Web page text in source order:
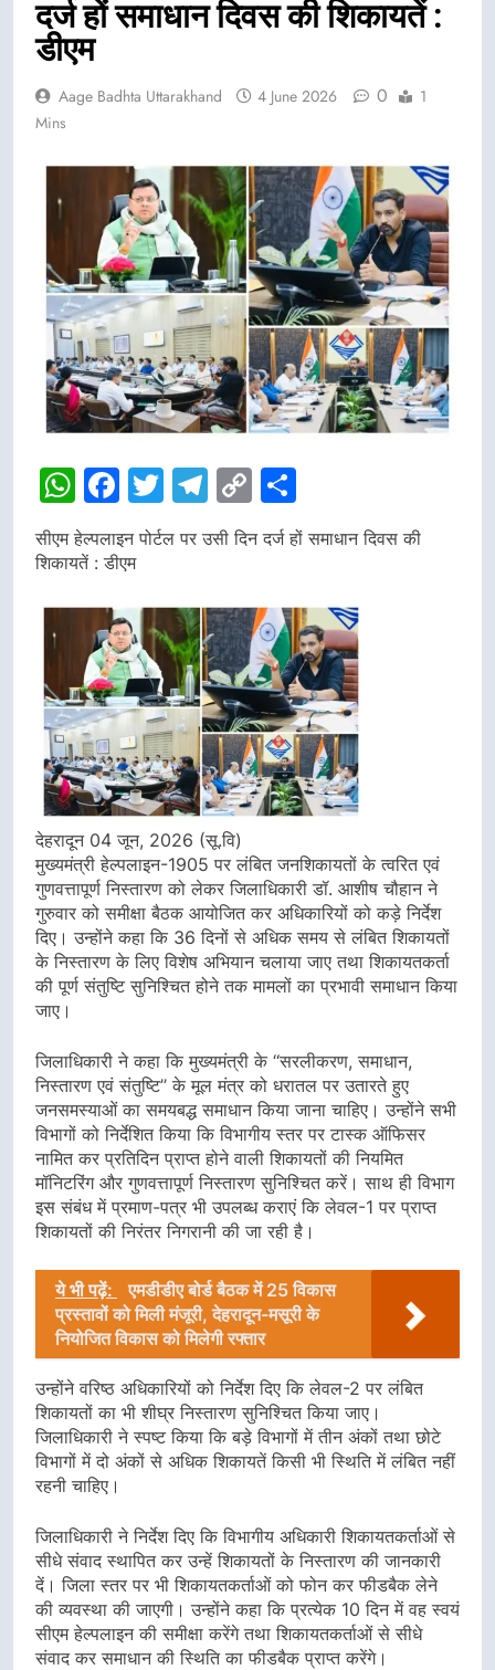
दर्ज हों समाधान दिवस की शिकायतें :
डीएम
Aage Badhta Uttarakhand 4 June 2026 0
1
Mins
WhatsApp
Facebook
Twitter
Telegram
Copy
Link
सीएम हेल्पलाइन पोर्टल पर उसी दिन दर्ज हों समाधान दिवस की
शिकायतें : डीएम
देहरादून 04 जून, 2026 (सू.वि)
मुख्यमंत्री हेल्पलाइन-1905 पर लंबित जनशिकायतों के त्वरित एवं
गुणवत्तापूर्ण निस्तारण को लेकर जिलाधिकारी डॉ. आशीष चौहान ने
गुरुवार को समीक्षा बैठक आयोजित कर अधिकारियों को कड़े निर्देश
दिए। उन्होंने कहा कि 36 दिनों से अधिक समय से लंबित शिकायतों
के निस्तारण के लिए विशेष अभियान चलाया जाए तथा शिकायतकर्ता
की पूर्ण संतुष्टि सुनिश्चित होने तक मामलों का प्रभावी समाधान किया
जाए।
जिलाधिकारी ने कहा कि मुख्यमंत्री के ‘‘सरलीकरण, समाधान,
निस्तारण एवं संतुष्टि’’ के मूल मंत्र को धरातल पर उतारते हुए
जनसमस्याओं का समयबद्ध समाधान किया जाना चाहिए। उन्होंने सभी
विभागों को निर्देशित किया कि विभागीय स्तर पर टास्क ऑफिसर
नामित कर प्रतिदिन प्राप्त होने वाली शिकायतों की नियमित
मॉनिटरिंग और गुणवत्तापूर्ण निस्तारण सुनिश्चित करें। साथ ही विभाग
इस संबंध में प्रमाण-पत्र भी उपलब्ध कराएं कि लेवल-1 पर प्राप्त
शिकायतों की निरंतर निगरानी की जा रही है।
ये भी पढ़ें:
एमडीडीए बोर्ड बैठक में 25 विकास
प्रस्तावों को मिली मंजूरी, देहरादून-मसूरी के
नियोजित विकास को मिलेगी रफ्तार
उन्होंने वरिष्ठ अधिकारियों को निर्देश दिए कि लेवल-2 पर लंबित
शिकायतों का भी शीघ्र निस्तारण सुनिश्चित किया जाए।
जिलाधिकारी ने स्पष्ट किया कि बड़े विभागों में तीन अंकों तथा छोटे
विभागों में दो अंकों से अधिक शिकायतें किसी भी स्थिति में लंबित नहीं
रहनी चाहिए।
जिलाधिकारी ने निर्देश दिए कि विभागीय अधिकारी शिकायतकर्ताओं से
सीधे संवाद स्थापित कर उन्हें शिकायतों के निस्तारण की जानकारी
दें। जिला स्तर पर भी शिकायतकर्ताओं को फोन कर फीडबैक लेने
की व्यवस्था की जाएगी। उन्होंने कहा कि प्रत्येक 10 दिन में वह स्वयं
सीएम हेल्पलाइन की समीक्षा करेंगे तथा शिकायतकर्ताओं से सीधे
संवाद कर समाधान की स्थिति का फीडबैक प्राप्त करेंगे।